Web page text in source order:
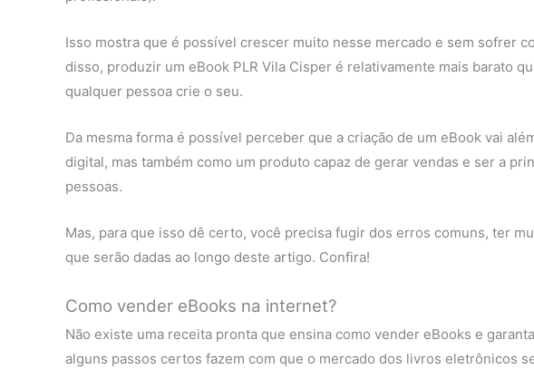
Isso mostra que é possível crescer muito nesse mercado e sem sofrer
disso, produzir um eBook PLR Vila Cisper é relativamente mais barato
qualquer pessoa crie o seu.
Da mesma forma é possível perceber que a criação de um eBook vai
digital, mas também como um produto capaz de gerar vendas e ser a
pessoas.
Mas, para que isso dê certo, você precisa fugir dos erros comuns, ter
que serão dadas ao longo deste artigo. Confira!
Como vender eBooks na internet?
Não existe uma receita pronta que ensina como vender eBooks e
alguns passos certos fazem com que o mercado dos livros eletrônicos